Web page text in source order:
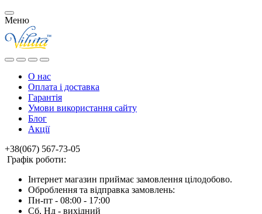
Меню
О нас
Оплата і доставка
Гарантія
Умови використання сайту
Блог
Акції
+38(067) 567-73-05
Графік роботи:
Інтернет магазин приймає замовлення цілодобово.
Оброблення та відправка замовлень:
Пн-пт - 08:00 - 17:00
Сб, Нд - вихідний